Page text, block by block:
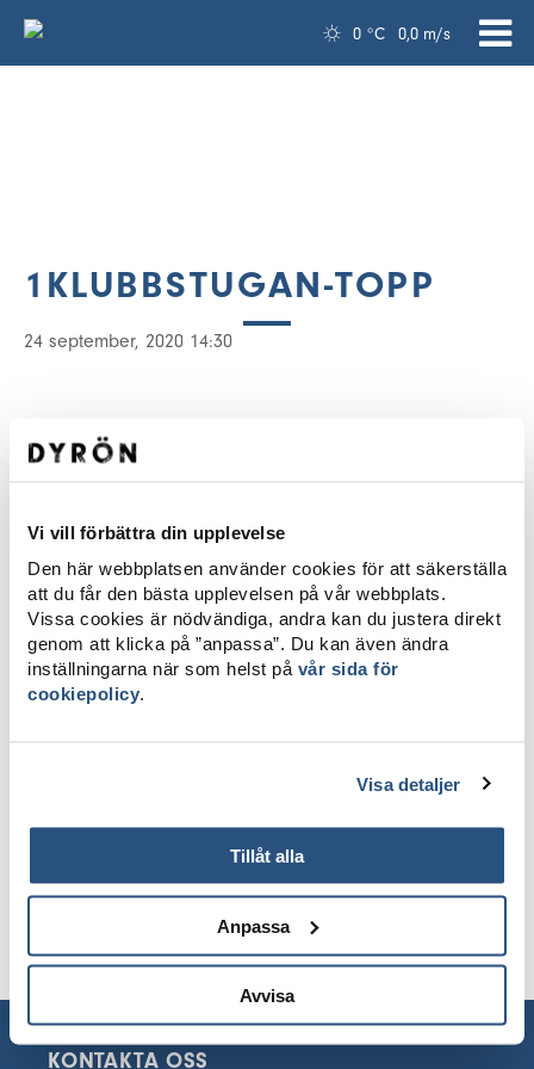
Vi vill förbättra din upplevelse
Den här webbplatsen använder cookies för att säkerställa
att du får den bästa upplevelsen på vår webbplats.
Vissa cookies är nödvändiga, andra kan du justera direkt
genom att klicka på ”anpassa”. Du kan även ändra
inställningarna när som helst på vår sida för
cookiepolicy.
Visa detaljer
Tillåt alla
Anpassa
Avvisa
0 °C 0,0 m/s
1KLUBBSTUGAN-TOPP
24 september, 2020 14:30
LADDA NER KARTA
KONTAKTA OSS